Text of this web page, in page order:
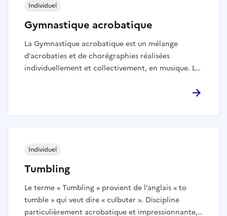
Gymnastique acrobatique
La Gymnastique acrobatique est un mélange
d’acrobaties et de chorégraphies réalisées
individuellement et collectivement, en musique. Les
qui permet de développer la confiance en soi et un
souplesse, de l’agilité et des qualités acrobatiques.
Les exercices sont effectués sur un praticable
Individuel
Tumbling
Le terme « Tumbling » provient de l’anglais « to
tumble » qui veut dire « culbuter ». Discipline
particulièrement acrobatique et impressionnante,
Individuel